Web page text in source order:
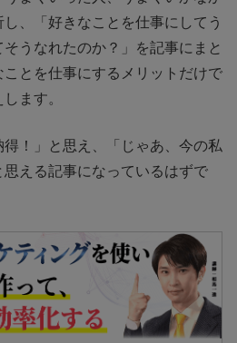
、「好きなことを仕事にしてう
うなれたのか？」を記事にまと
とを仕事にするメリットだけで
ます。
！」と思え、「じゃあ、今の私
える記事になっているはずで